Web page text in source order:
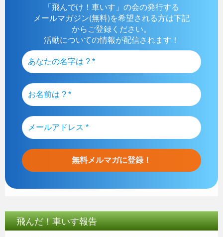
「飛んでけ！車いす」の会の発行する
メールマガジン(無料)を希望される方は下記
からご登録ください。
活動についての情報が配信されます！
飛んだ！車いす報告